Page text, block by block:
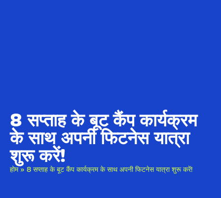
8 सप्ताह के बूट कैंप कार्यक्रम
के साथ अपनी फिटनेस यात्रा
शुरू करें!
होम» 8 सप्ताह के बूट कैंप कार्यक्रम के साथ अपनी फिटनेस यात्रा शुरू करें!